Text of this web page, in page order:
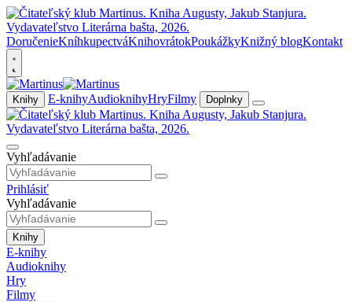
DoručenieKníhkupectváKnihovrátokPoukážkyKnižný blogKontakt
Knihy E-knihyAudioknihyHryFilmy Doplnky
Vyhľadávanie
Prihlásiť
Vyhľadávanie
Knihy
E-knihy
Audioknihy
Hry
Filmy